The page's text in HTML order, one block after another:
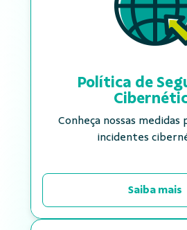
Política de
Conheça nossas
incidentes
Saiba mais